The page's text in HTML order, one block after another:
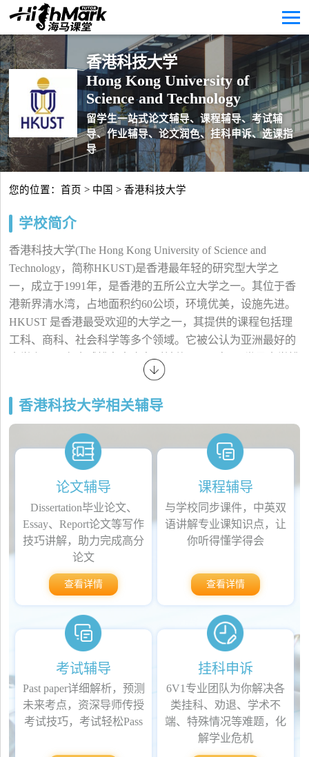
香港科技大学
Hong Kong University of
Science and Technology
留学生一站式论文辅导、课程辅导、考试辅
导、作业辅导、论文润色、挂科申诉、选课指
导
您的位置：首页 > 中国 > 香港科技大学
学校简介
香港科技大学(The Hong Kong University of Science and
Technology，简称HKUST)是香港最年轻的研究型大学之
一，成立于1991年，是香港的五所公立大学之一。其位于香
港新界清水湾，占地面积约60公顷，环境优美，设施先进。
HKUST 是香港最受欢迎的大学之一，其提供的课程包括理
工科、商科、社会科学等多个领域。它被公认为亚洲最好的
大学之一，在全球排名中也名列前茅。2021年QS世界大学排
名将其评为全球第=30位，亚洲第4位。此外，HKUST的商
的排名也一直名列前茅。
HKUST的师资力量强大，其拥有来自世界各地的优秀教授
和研究人员。他们致力于推动科研领域的发展，并将其研究
成果转化为实际应用。因此，HKUST在科学研究和创新方
面也取得了显著成就，其成果不仅有助于解决社会问题，还
对经济发展做出了贡献。
除了优秀的学术表现，HKUST也非常注重学生的全面发
展。校园内设施齐全，包括学生活动中心、运动场馆、图书
馆等，为学生提供良好的学习和生活环境。此外，学校还注
重国际化教育，提供丰富的国际交流和实践机会，让学生接
触不同文化和背景的人，拓展自己的视野和经验。
香港科技大学相关辅导
论文辅导
Dissertation毕业论文、
Essay、Report论文等写作
技巧讲解，助力完成高分
论文
查看详情
课程辅导
与学校同步课件，中英双
语讲解专业课知识点，让
你听得懂学得会
查看详情
考试辅导
Past paper详细解析，预测
未来考点，资深导师传授
考试技巧，考试轻松Pass
挂科申诉
6V1专业团队为你解决各
类挂科、劝退、学术不
端、特殊情况等难题，化
解学业危机